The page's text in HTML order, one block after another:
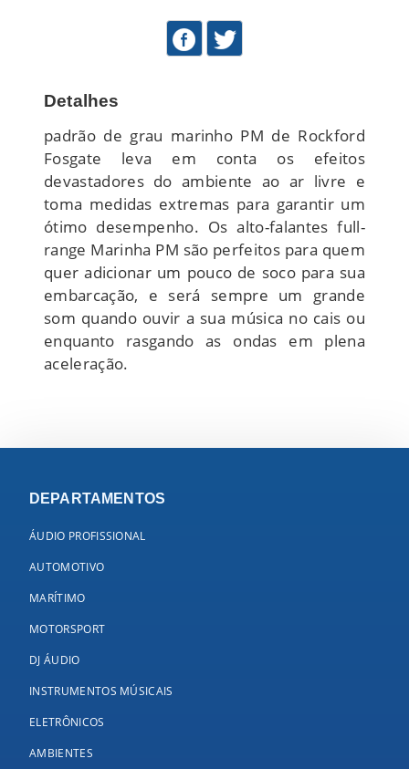
Detalhes
padrão de grau marinho PM de Rockford
Fosgate leva em conta os efeitos
devastadores do ambiente ao ar livre e
toma medidas extremas para garantir um
ótimo desempenho. Os alto-falantes full-
range Marinha PM são perfeitos para quem
quer adicionar um pouco de soco para sua
embarcação, e será sempre um grande
som quando ouvir a sua música no cais ou
enquanto rasgando as ondas em plena
aceleração.
DEPARTAMENTOS
ÁUDIO PROFISSIONAL
AUTOMOTIVO
MARÍTIMO
MOTORSPORT
DJ ÁUDIO
INSTRUMENTOS MÚSICAIS
ELETRÔNICOS
AMBIENTES